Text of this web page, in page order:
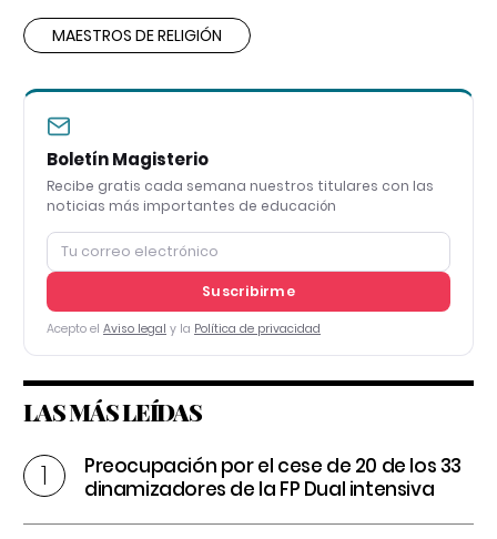
MAESTROS DE RELIGIÓN
Boletín Magisterio
Recibe gratis cada semana nuestros titulares con las
noticias más importantes de educación
Suscribirme
Acepto el Aviso legal y la Política de privacidad
LAS MÁS LEÍDAS
Preocupación por el cese de 20 de los 33
dinamizadores de la FP Dual intensiva